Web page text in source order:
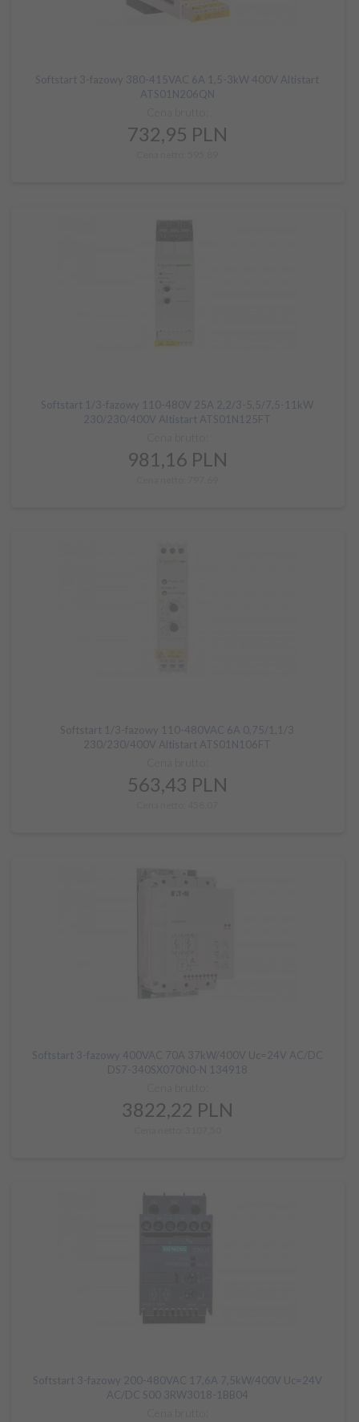
Softstart 3-fazowy 380-415VAC 6A 1,5-3kW 400V Altistart
ATS01N206QN
732,95 PLN
Softstart 1/3-fazowy 110-480V 25A 2,2/3-5,5/7,5-11kW
230/230/400V Altistart ATS01N125FT
981,16 PLN
Softstart 1/3-fazowy 110-480VAC 6A 0,75/1,1/3
230/230/400V Altistart ATS01N106FT
563,43 PLN
Softstart 3-fazowy 400VAC 70A 37kW/400V Uc=24V AC/DC
DS7-340SX070N0-N 134918
3822,22 PLN
Softstart 3-fazowy 200-480VAC 17,6A 7,5kW/400V Uc=24V
AC/DC S00 3RW3018-1BB04